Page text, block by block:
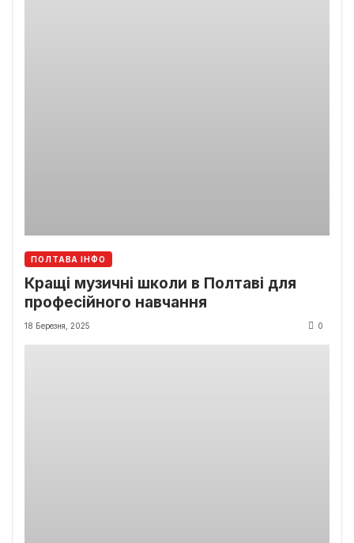
ПОЛТАВА ІНФО
Кращі музичні школи в Полтаві для
професійного навчання
18 Березня, 2025 0